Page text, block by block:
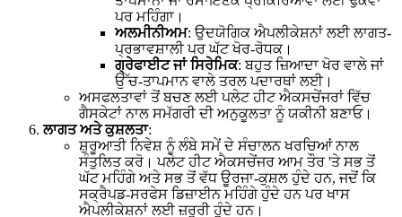
ਪਰ ਮਹਿੰਗਾ।
ਅਲਮੀਨੀਅਮ: ਉਦਯੋਗਿਕ ਐਪਲੀਕੇਸ਼ਨਾਂ ਲਈ ਲਾਗਤ-
ਪ੍ਰਭਾਵਸ਼ਾਲੀ ਪਰ ਘੱਟ ਖੋਰ-ਰੋਧਕ।
ਗ੍ਰੇਫਾਈਟ ਜਾਂ ਸਿਰੇਮਿਕ: ਬਹੁਤ ਜ਼ਿਆਦਾ ਖੋਰ ਵਾਲੇ ਜਾਂ
ਉੱਚ-ਤਾਪਮਾਨ ਵਾਲੇ ਤਰਲ ਪਦਾਰਥਾਂ ਲਈ।
ਅਸਫਲਤਾਵਾਂ ਤੋਂ ਬਚਣ ਲਈ ਪਲੇਟ ਹੀਟ ਐਕਸਚੇਂਜਰਾਂ ਵਿੱਚ
ਗੈਸਕੇਟਾਂ ਨਾਲ ਸਮੱਗਰੀ ਦੀ ਅਨੁਕੂਲਤਾ ਨੂੰ ਯਕੀਨੀ ਬਣਾਓ।
ਲਾਗਤ ਅਤੇ ਕੁਸ਼ਲਤਾ:
ਸ਼ੁਰੂਆਤੀ ਨਿਵੇਸ਼ ਨੂੰ ਲੰਬੇ ਸਮੇਂ ਦੇ ਸੰਚਾਲਨ ਖਰਚਿਆਂ ਨਾਲ
ਸੰਤੁਲਿਤ ਕਰੋ। ਪਲੇਟ ਹੀਟ ਐਕਸਚੇਂਜਰ ਆਮ ਤੌਰ 'ਤੇ ਸਭ ਤੋਂ
ਘੱਟ ਮਹਿੰਗੇ ਅਤੇ ਸਭ ਤੋਂ ਵੱਧ ਊਰਜਾ-ਕੁਸ਼ਲ ਹੁੰਦੇ ਹਨ, ਜਦੋਂ ਕਿ
ਸਕ੍ਰੈਪਡ-ਸਰਫੇਸ ਡਿਜ਼ਾਈਨ ਮਹਿੰਗੇ ਹੁੰਦੇ ਹਨ ਪਰ ਖਾਸ
ਐਪਲੀਕੇਸ਼ਨਾਂ ਲਈ ਜ਼ਰੂਰੀ ਹੁੰਦੇ ਹਨ।